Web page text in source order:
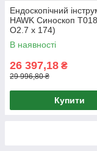
Ендоскопічний
HAWK Синоскоп
O2.7 x 174)
В наявності
26 397,18 ₴
29 996,80 ₴
Купити